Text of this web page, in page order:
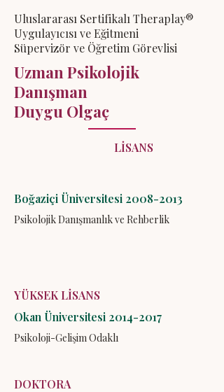
Uluslararası Sertifikalı Theraplay®
Uygulayıcısı ve Eğitmeni
Süpervizör ve Öğretim Görevlisi
Uzman Psikolojik
Danışman
Duygu Olgaç
LİSANS
Boğaziçi Üniversitesi 2008-2013
Psikolojik Danışmanlık ve Rehberlik
YÜKSEK LİSANS
Okan Üniversitesi 2014-2017
Psikoloji-Gelişim Odaklı
DOKTORA